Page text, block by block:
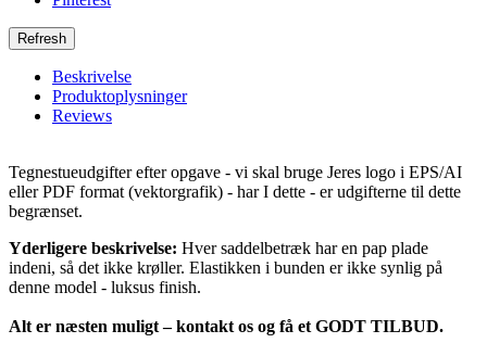
Beskrivelse
Produktoplysninger
Reviews
Tegnestueudgifter efter opgave - vi skal bruge Jeres logo i EPS/AI
eller PDF format (vektorgrafik) - har I dette - er udgifterne til dette
begrænset.
Yderligere beskrivelse: Hver saddelbetræk har en pap plade
indeni, så det ikke krøller. Elastikken i bunden er ikke synlig på
denne model - luksus finish.
Alt er næsten muligt – kontakt os og få et GODT TILBUD.